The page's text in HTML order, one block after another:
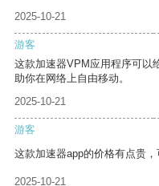
2025-10-21
游客
这款加速器VPM应用程序可以
助你在网络上自由移动。
2025-10-21
游客
这款加速器app的价格有点贵
2025-10-21